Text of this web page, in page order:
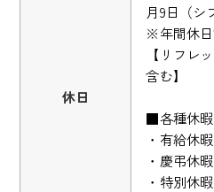
休日
月9日（シ
※年間休日
【リフレ
含む】
■各種休
・有給休暇
・慶弔休暇
・特別休暇